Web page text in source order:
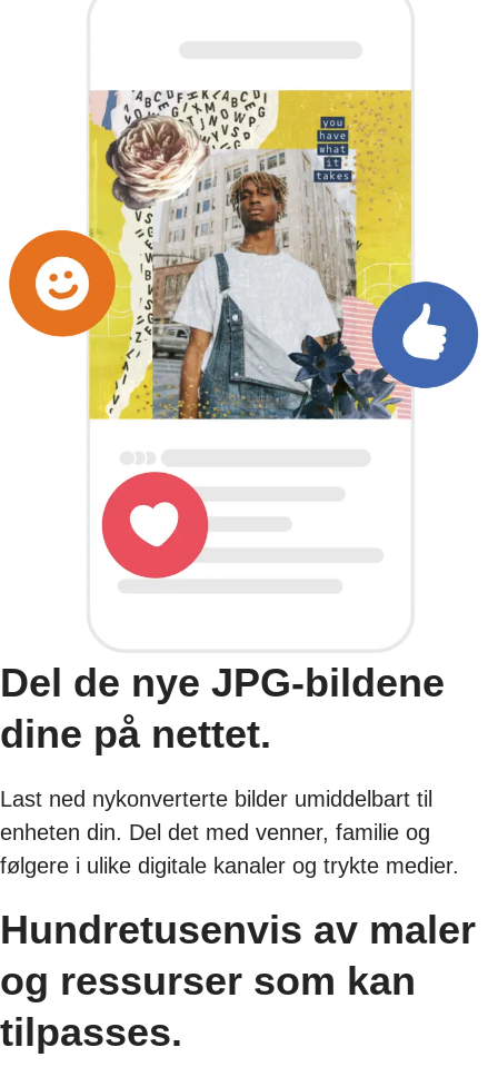
Del de nye JPG-bildene
dine på nettet.
Last ned nykonverterte bilder umiddelbart til
enheten din. Del det med venner, familie og
følgere i ulike digitale kanaler og trykte medier.
Hundretusenvis av maler
og ressurser som kan
tilpasses.